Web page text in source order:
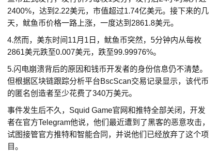
2400%，达到2.22美元，市值超过1.74亿美元。接下来的几
天，鱿鱼币价格一路上涨，一度达到2861.8美元。
4.然而，美东时间11月1日，鱿鱼币突然，5分钟内从每枚
2861美元跌至0.007美元，跌至99.99976%。
5.闪电崩溃背后的原因和钱币开发者的身份信息仍不清楚。
但根据区块链跟踪分析平台BscScan交易记录显示，该代币
的匿名创造者至少花费了340万美元。
事件发生后不久，Squid Game官网和推特全部关闭，开发
者在官方Telegram他说，他们最近遭到了黑客的恶意攻击，
试图接管官方推特和智能合同，并说他们已经放弃了这个项
目。